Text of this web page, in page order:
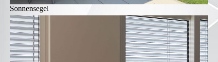
Sonnensegel